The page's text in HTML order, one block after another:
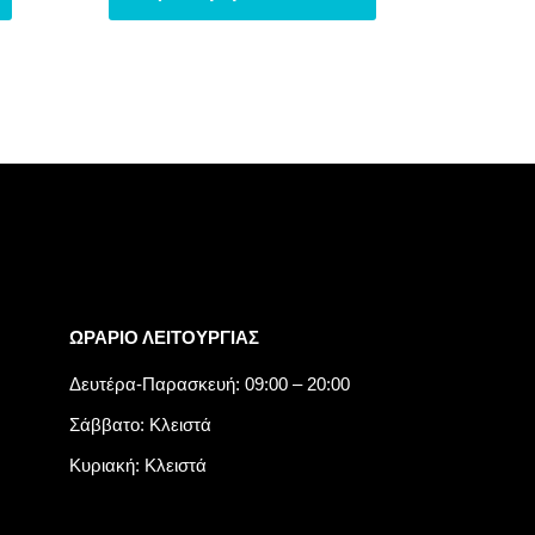
ΩΡΑΡΙΟ ΛΕΙΤΟΥΡΓΙΑΣ​
Δευτέρα-Παρασκευή: 09:00 – 20:00
Σάββατο: Κλειστά
Κυριακή: Κλειστά